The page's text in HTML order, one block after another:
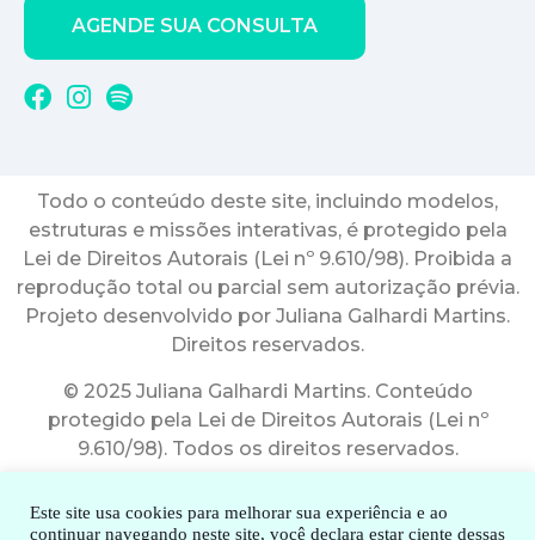
AGENDE SUA CONSULTA
Todo o conteúdo deste site, incluindo modelos,
estruturas e missões interativas, é protegido pela
Lei de Direitos Autorais (Lei nº 9.610/98). Proibida a
reprodução total ou parcial sem autorização prévia.
Projeto desenvolvido por Juliana Galhardi Martins.
Direitos reservados.
© 2025 Juliana Galhardi Martins. Conteúdo
protegido pela Lei de Direitos Autorais (Lei nº
9.610/98). Todos os direitos reservados.
Este site usa cookies para melhorar sua experiência e ao
continuar navegando neste site, você declara estar ciente dessas